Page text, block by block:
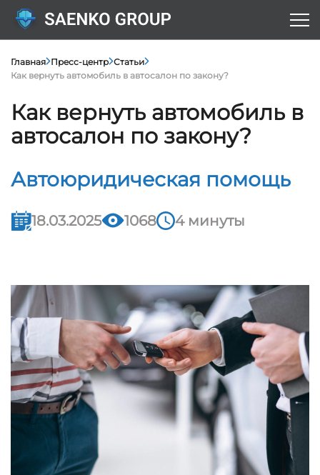
Главная Пресс-центр Статьи
Как вернуть автомобиль в автосалон по закону?
Как вернуть автомобиль в
автосалон по закону?
Автоюридическая помощь
18.03.2025 1068 4 минуты